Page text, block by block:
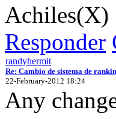
Achiles(X)
Responder
randyhermit
Re: Cambio de sistema de
22-February-2012 18:24
Any